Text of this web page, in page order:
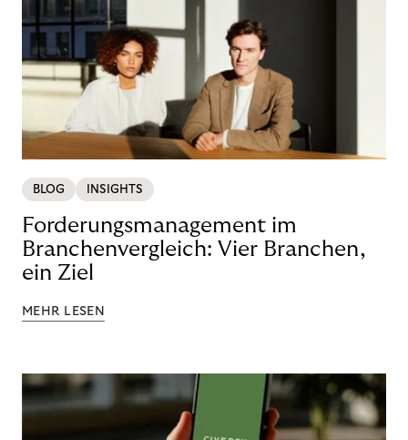
BLOG INSIGHTS
Forderungsmanagement im
Branchenvergleich: Vier Branchen,
ein Ziel
MEHR LESEN